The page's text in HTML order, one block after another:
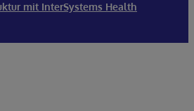
mit InterSystems Health